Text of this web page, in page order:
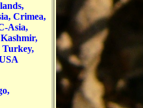
Crimea,
Asia,
Turkey,